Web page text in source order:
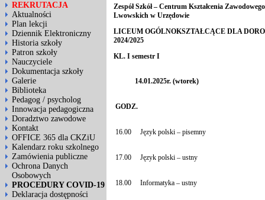
REKRUTACJA
Aktualności
Plan lekcji
Dziennik Elektroniczny
Historia szkoły
Patron szkoły
Nauczyciele
Dokumentacja szkoły
Galerie
Biblioteka
Pedagog / psycholog
Innowacja pedagogiczna
Doradztwo zawodowe
Kontakt
OFFICE 365 dla CKZiU
Kalendarz roku szkolnego
Zamówienia publiczne
Ochrona Danych
Osobowych
PROCEDURY COVID-19
Deklaracja dostępności
Zespół Szkół – Centrum Kształcenia
Lwowskich w Urzędowie
LICEUM OGÓLNOKSZTAŁCĄCE DLA
2024/2025
KL. I semestr I
14.01.2025r. (wtorek)
GODZ.
16.00 Język polski – pisemny
17.00 Język polski – ustny
18.00 Informatyka – ustny